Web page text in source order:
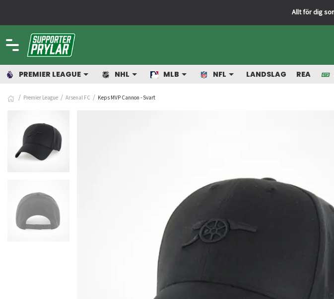
PREMIER LEAGUE NHL MLB NFL LANDSLAG REA
Premier League Arsenal FC Keps MVP Cannon - Svart